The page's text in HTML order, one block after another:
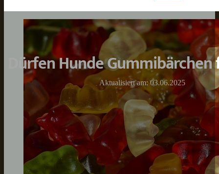
Dürfen Hunde
Aktualisiert am: 03.06.2025